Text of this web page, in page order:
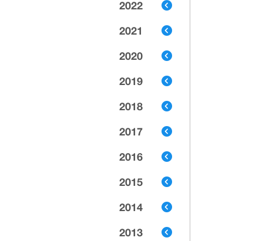
2022
2021
2020
2019
2018
2017
2016
2015
2014
2013